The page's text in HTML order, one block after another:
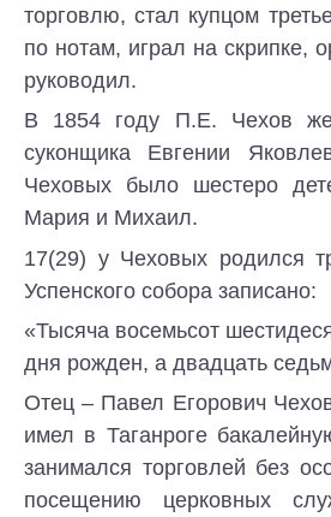
торговлю, стал купцом
по нотам, играл на скрипке,
руководил.
В 1854 году П.Е. Чехов
суконщика Евгении
Чеховых было шестеро
Мария и Михаил.
17(29) у Чеховых родился
Успенского собора записано:
«Тысяча восемьсот
дня рожден, а двадцать
Отец – Павел Егорович
имел в Таганроге
занимался торговлей без
посещению церковных